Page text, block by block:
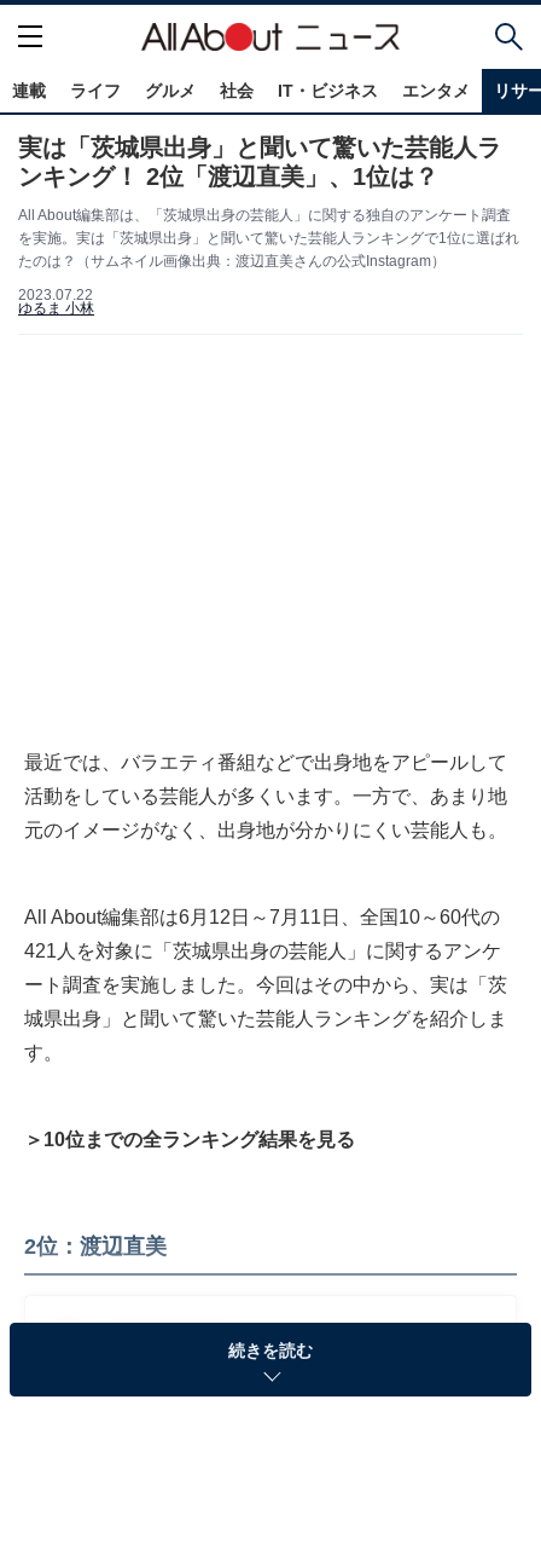
連載 ライフ グルメ 社会 IT・ビジネス エンタメ リサ
実は「茨城県出身」と聞いて驚いた芸能人ラ
ンキング！ 2位「渡辺直美」、1位は？
All About編集部は、「茨城県出身の芸能人」に関する独自のアンケート調査
を実施。実は「茨城県出身」と聞いて驚いた芸能人ランキングで1位に選ばれ
たのは？（サムネイル画像出典：渡辺直美さんの公式Instagram）
2023.07.22
ゆるま 小林
最近では、バラエティ番組などで出身地をアピールして
活動をしている芸能人が多くいます。一方で、あまり地
元のイメージがなく、出身地が分かりにくい芸能人も。
All About編集部は6月12日～7月11日、全国10～60代の
421人を対象に「茨城県出身の芸能人」に関するアンケ
ート調査を実施しました。今回はその中から、実は「茨
城県出身」と聞いて驚いた芸能人ランキングを紹介しま
す。
＞10位までの全ランキング結果を見る
2位：渡辺直美
続きを読む